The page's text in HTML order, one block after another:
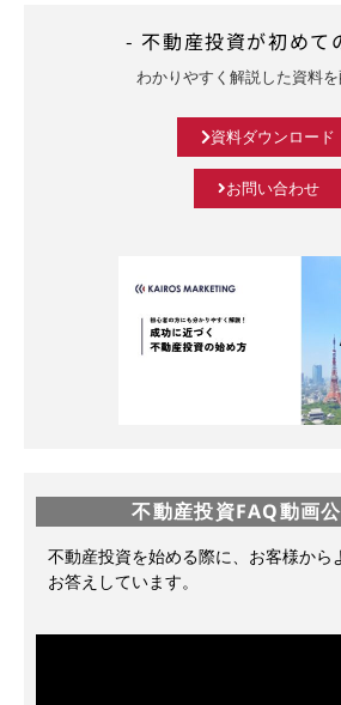
- 不動産投資が初めて
わかりやすく解説した資料を
資料ダウンロード
お問い合わせ
不動産投資FAQ動画公
不動産投資を始める際に、お客様から
お答えしています。